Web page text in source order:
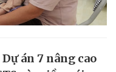
án 7 nâng cao